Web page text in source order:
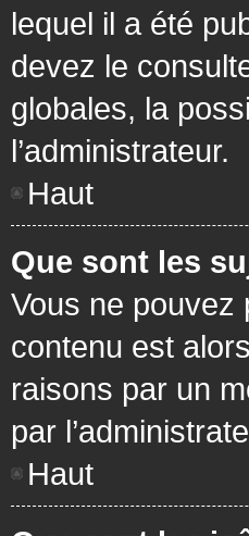
lequel il a été
devez le
globales, la
l’administrateur.
Haut
Que sont les
Vous ne pouvez
contenu est
raisons par un
par
Haut